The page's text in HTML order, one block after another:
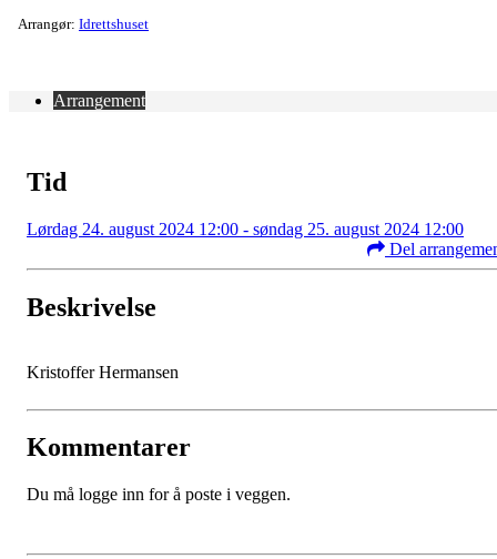
Arrangør: Idrettshuset
Arrangement
Tid
Lørdag 24. august 2024 12:00 - søndag 25. august 2024 12:00
Del
Beskrivelse
Kristoffer Hermansen
Kommentarer
Du må logge inn for å poste i veggen.